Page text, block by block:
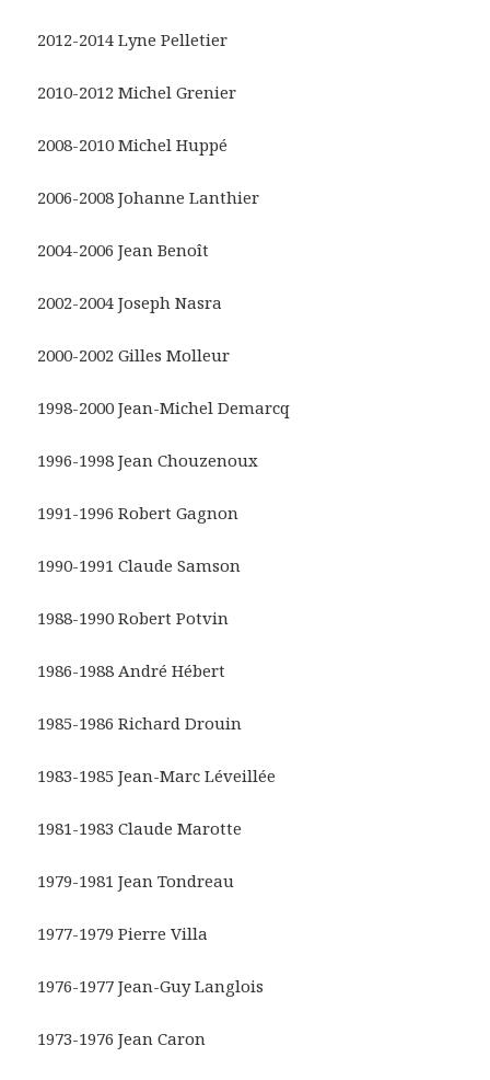
2012-2014 Lyne Pelletier
2010-2012 Michel Grenier
2008-2010 Michel Huppé
2006-2008 Johanne Lanthier
2004-2006 Jean Benoît
2002-2004 Joseph Nasra
2000-2002 Gilles Molleur
1998-2000 Jean-Michel Demarcq
1996-1998 Jean Chouzenoux
1991-1996 Robert Gagnon
1990-1991 Claude Samson
1988-1990 Robert Potvin
1986-1988 André Hébert
1985-1986 Richard Drouin
1983-1985 Jean-Marc Léveillée
1981-1983 Claude Marotte
1979-1981 Jean Tondreau
1977-1979 Pierre Villa
1976-1977 Jean-Guy Langlois
1973-1976 Jean Caron